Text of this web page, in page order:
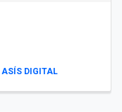
ASÍS DIGITAL